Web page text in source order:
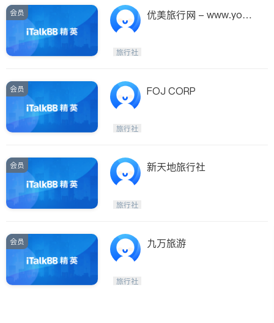
会员
优美旅行网 - www.youm
旅行社
会员 FOJ CORP
旅行社
会员 新天地旅行社
旅行社
会员 九万旅游
旅行社